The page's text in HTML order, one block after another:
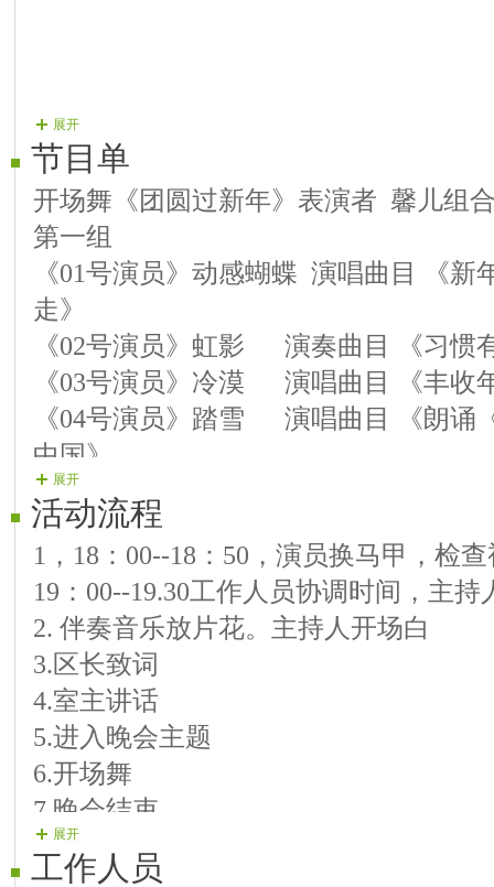
展开
节目单
开场舞《团圆过新年》表演者 馨儿组
第一组
《01号演员》动感蝴蝶 演唱曲目 《新
走》
《02号演员》虹影 演奏曲目 《习惯
《03号演员》冷漠 演唱曲目 《丰收
《04号演员》踏雪 演唱曲目 《朗诵
中国》
《05号演员》七彩人生 演唱曲目 《越
《06号演员》情圣 演唱曲目 《中国
《07号演员》甜歌 演唱曲目 《暖山
《08号演员》诗意 演唱曲目 《大姑
湖恋歌》
《09号演员》燕妮 演奏曲目 《电吹
包相会
《10号演员》筑筑 演唱曲目 《幸福
年》
《11号演员》思念 演唱曲目 《圆梦
《12号演员》艳影 演唱曲目 《新年
展开
活动流程
1，18：00--18：50，演员换马甲，检
19：00--19.30工作人员协调时间，主持
2. 伴奏音乐放片花。主持人开场白
3.区长致词
4.室主讲话
5.进入晚会主题
6.开场舞
7.晚会结束
8.主持闭幕词 结束（背景音乐《难忘今
展开
工作人员